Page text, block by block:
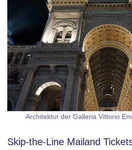
Architektur der Galleria Vittorio
Skip-the-Line Mailand